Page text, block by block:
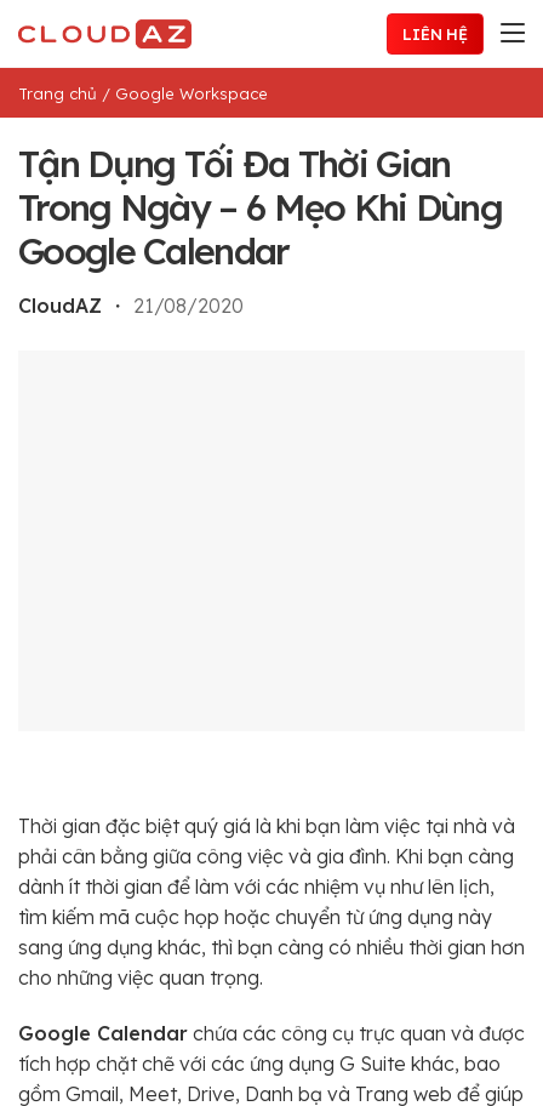
đến
nội
dung
LIÊN HỆ
Trang chủ / Google Workspace
Tận Dụng Tối Đa Thời Gian
Trong Ngày – 6 Mẹo Khi Dùng
Google Calendar
CloudAZ ・ 21/08/2020
Thời gian đặc biệt quý giá là khi bạn làm việc tại nhà và
phải cân bằng giữa công việc và gia đình. Khi bạn càng
dành ít thời gian để làm với các nhiệm vụ như lên lịch,
tìm kiếm mã cuộc họp hoặc chuyển từ ứng dụng này
sang ứng dụng khác, thì bạn càng có nhiều thời gian hơn
cho những việc quan trọng.
Google Calendar chứa các công cụ trực quan và được
tích hợp chặt chẽ với các ứng dụng G Suite khác, bao
gồm Gmail, Meet, Drive, Danh bạ và Trang web để giúp